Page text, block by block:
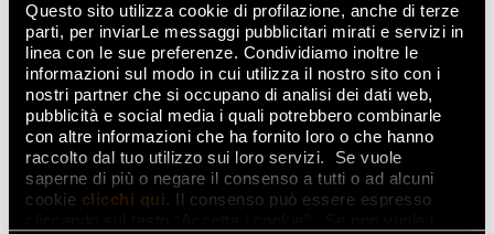
Questo sito utilizza cookie di profilazione, anche di terze
parti, per inviarLe messaggi pubblicitari mirati e servizi in
linea con le sue preferenze. Condividiamo inoltre le
informazioni sul modo in cui utilizza il nostro sito con i
nostri partner che si occupano di analisi dei dati web,
pubblicità e social media i quali potrebbero combinarle
con altre informazioni che ha fornito loro o che hanno
raccolto dal tuo utilizzo sui loro servizi. Se vuole
saperne di più o negare il consenso a tutti o ad alcuni
cookie clicchi qui. Il consenso può essere espresso